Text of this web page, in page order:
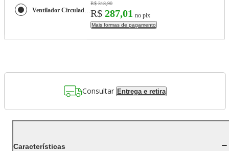
Ventilador Circulador de Mesa Britânia 160W 3 Velocidades Preto BCA40A 110V
R$ 318,90
R$ 287,01 no pix
Mais formas de pagamento
Consultar Entrega e retira
Características